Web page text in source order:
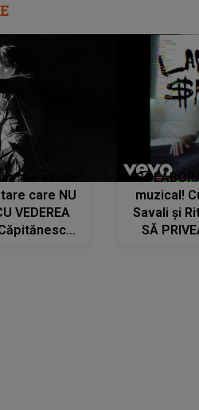
se simte
care NU
VEDEREA
muzical!
Savali și
SĂ